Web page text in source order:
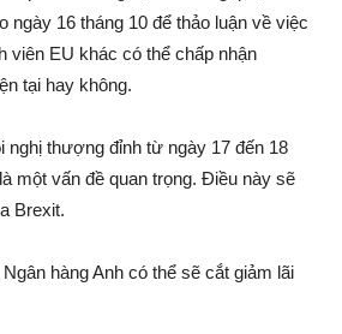
16 tháng 10 để thảo luận về việc
viên EU khác có thể chấp nhận
tại hay không.
nghị thượng đỉnh từ ngày 17 đến 18
một vấn đề quan trọng. Điều này sẽ
Brexit.
hàng Anh có thể sẽ cắt giảm lãi